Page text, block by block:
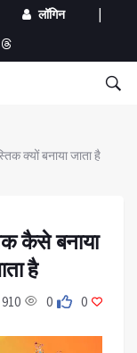
लॉगिन |
क्यों बनाया जाता है
कैसे बनाया
है